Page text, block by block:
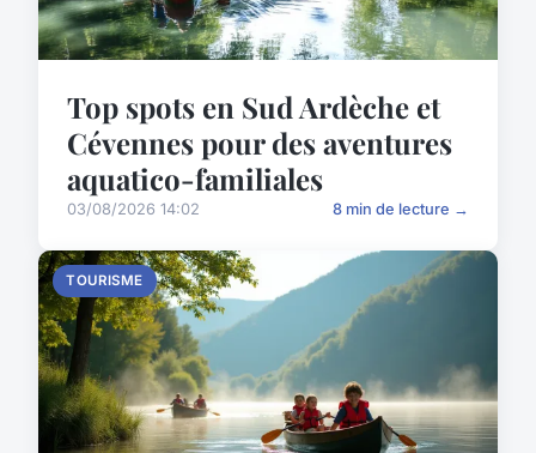
Top spots en Sud Ardèche et
Cévennes pour des aventures
aquatico-familiales
03/08/2026 14:02 8 min de lecture →
TOURISME